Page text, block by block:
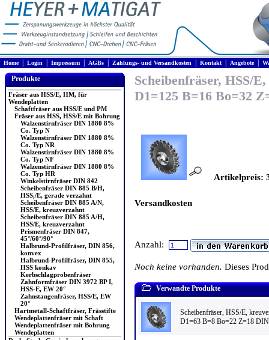
Home| Login Impressum AGBs Zahlungs- und Versandkosten Kontakt| Angebote|
Produkte
Fräser aus HSS/E, HM, für
Wendeplatten
Schaftfräser aus HSS/E und PM
Fräser aus HSS, HSS/E mit Bohrung
Walzenstirnfräser DIN 1880 8%
Co. Typ N
Walzenstirnfräser DIN 1880 8%
Co. Typ NR
Walzenstirnfräser DIN 1880 8%
Co. Typ NF
Walzenstirnfräser DIN 1880 8%
Co. Typ HR
Winkelstirnfräser DIN 842
Scheibenfräser DIN 885 B/H,
HSS,/E, gerade verzahnt
Scheibenfräser DIN 885 A/N,
HSS/E, kreuzverzahnt
Scheibenfräser DIN 885 A/H,
HSS/E, kreuzverzahnt
Prismenfräser DIN 847,
45°/60°/90°
Halbrund-Profilfräser, DIN 856,
konvex
Halbrund-Profilfräser, DIN 855,
HSS konkav
Kerbschlagprobenfräser
Zahnformfräser DIN 3972 BP I,
HSS-E, EW 20°
Zahnstangenfräser, HSS/E, EW
20°
Hartmetall-Schaftfräser, Frässtifte
Wendeplattenfräser mit Schaft
Wendeplattenfräser mit Bohrung
Wendeplatten
Scheibenfräser, HSS/
D1=125 B=16 Bo=32
Artikelpreis:
Versandkosten
Anzahl:
Noch keine vorhanden. Dieses
Verwandte Produkte
Scheibenfräser, HSS/E,
D1=63 B=8 Bo=22 Z=18